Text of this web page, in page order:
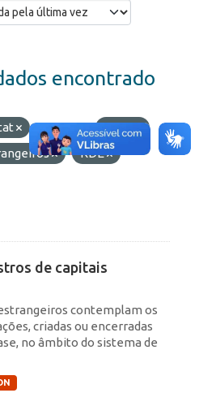
encontrado
Formatos:
JSON
RDE
de capitais
contemplam os
criadas ou encerradas
no âmbito do sistema de